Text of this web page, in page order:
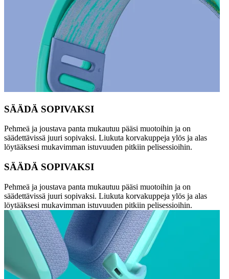
SÄÄDÄ SOPIVAKSI
Pehmeä ja joustava panta mukautuu pääsi muotoihin ja on
säädettävissä juuri sopivaksi. Liukuta korvakuppeja ylös ja alas
löytääksesi mukavimman istuvuuden pitkiin pelisessioihin.
SÄÄDÄ SOPIVAKSI
Pehmeä ja joustava panta mukautuu pääsi muotoihin ja on
säädettävissä juuri sopivaksi. Liukuta korvakuppeja ylös ja alas
löytääksesi mukavimman istuvuuden pitkiin pelisessioihin.